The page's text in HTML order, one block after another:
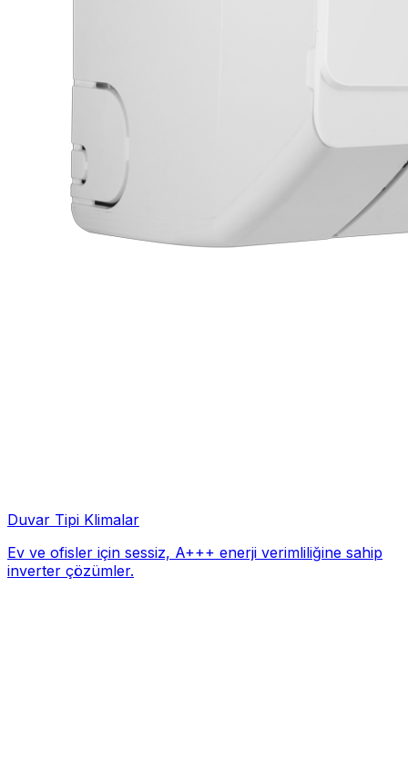
Duvar Tipi Klimalar
Ev ve ofisler için sessiz, A+++ enerji verimliliğine sahip
inverter çözümler.